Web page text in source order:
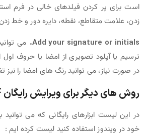
است برای پر کردن فیلدهای خالی در فرم
زدن، علامت متقاطع، نقطه، دایره دور و خط
Add your signature or initials. می
ترسیم یا آپلود تصویری از امضا یا حروف
در صورت نیاز، می توانید رنگ های امضا را نیز
روش های دیگر برای ویرایش رایگان PDF در ویندوز
در این لیست ابزارهای رایگانی که می
خود در ویندوز استفاده کنید لیست کرده ایم :